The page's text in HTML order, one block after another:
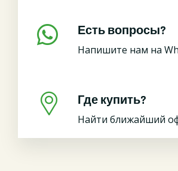
Есть вопросы?
Напишите нам на
Где купить?
Найти ближайший